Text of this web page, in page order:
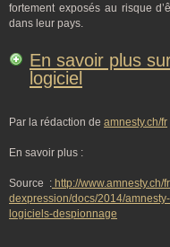
fortement exposés au risque
dans leur pays.
En savoir plus
logiciel
Par la rédaction de amnesty.ch/fr
En savoir plus :
Source : http://
dexpression/docs/2014/
logiciels-despionnage